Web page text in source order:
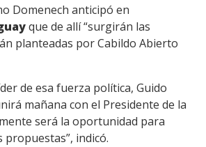
Domenech anticipó en
que de allí “surgirán las
planteadas por Cabildo Abierto
de esa fuerza política, Guido
mañana con el Presidente de la
será la oportunidad para
indicó.